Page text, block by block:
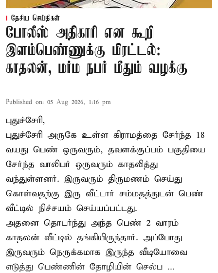
தேசிய செய்திகள்
போலீஸ் அதிகாரி என கூறி
இளம்பெண்ணுக்கு மிரட்டல்:
காதலன், மர்ம நபர் மீதும் வழக்கு
Published on: 05 Aug 2026, 1:16 pm
புதுச்சேரி,
புதுச்சேரி அருகே உள்ள கிராமத்தை சேர்ந்த 18
வயது பெண் ஒருவரும், தவளக்குப்பம் பகுதியை
சேர்ந்த வாலிபர் ஒருவரும் காதலித்து
வந்துள்ளனர். இருவரும் திருமணம் செய்து
கொள்வதற்கு இரு வீட்டார் சம்மதத்துடன் பெண்
வீட்டில் நிச்சயம் செய்யப்பட்டது.
அதனை தொடர்ந்து அந்த பெண் 2 வாரம்
காதலன் வீட்டில் தங்கியிருந்தார். அப்போது
இருவரும் நெருக்கமாக இருந்த வீடியோவை
எடுத்து பெண்ணின் தோழியின் செல்ப ...